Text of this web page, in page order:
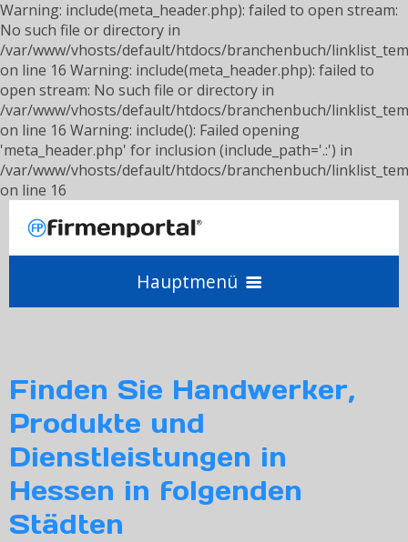
Warning: include(meta_header.php): failed to open stream:
No such file or directory in
/var/www/vhosts/default/htdocs/branchenbuch/
on line 16 Warning: include(meta_header.php): failed to
open stream: No such file or directory in
/var/www/vhosts/default/htdocs/branchenbuch/
on line 16 Warning: include(): Failed opening
'meta_header.php' for inclusion (include_path='.:') in
/var/www/vhosts/default/htdocs/branchenbuch/
on line 16
Hauptmenü
Anbieter werden
Login
Finden Sie Handwerker,
Produkte und
Dienstleistungen in
Hessen in folgenden
Städten